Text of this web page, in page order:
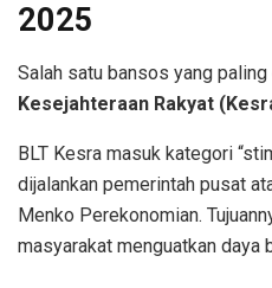
2025
Salah satu bansos yang
Kesejahteraan Rakyat
BLT Kesra masuk kategori
dijalankan pemerintah pusat
Menko Perekonomian.
masyarakat menguatkan daya